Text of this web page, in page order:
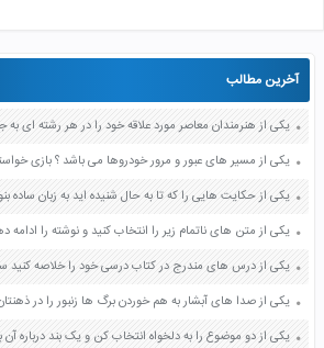
آخرین مطالب
یکی از مسیر های عبور و مرور خودروها می باشد ؟ بازی